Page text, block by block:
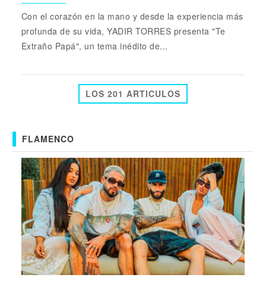
Con el corazón en la mano y desde la experiencia más
profunda de su vida, YADIR TORRES presenta "Te
Extraño Papá", un tema inédito de...
LOS 201 ARTICULOS
FLAMENCO